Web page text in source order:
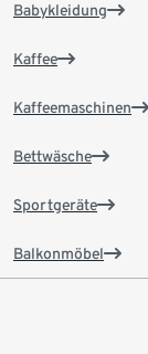
Babykleidung
Kaffee
Kaffeemaschinen
Bettwäsche
Sportgeräte
Balkonmöbel